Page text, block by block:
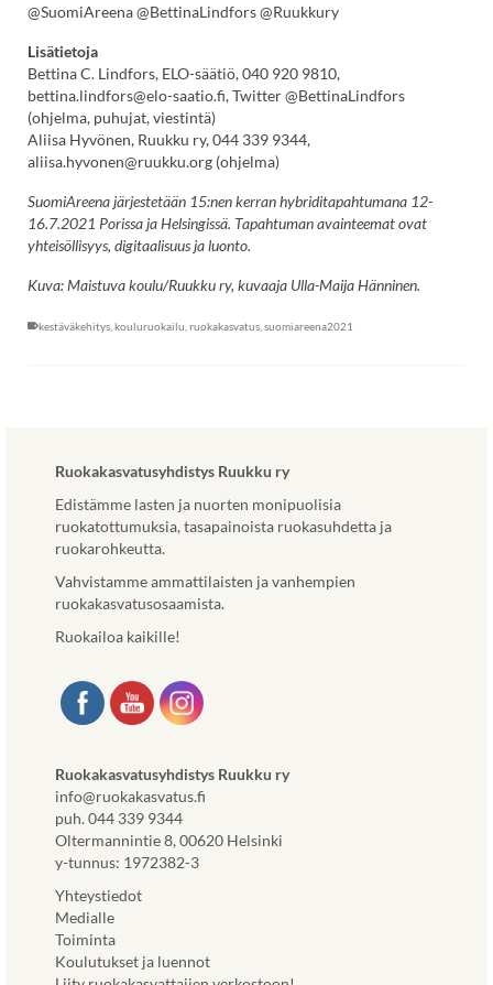
@SuomiAreena @BettinaLindfors @Ruukkury
Lisätietoja
Bettina C. Lindfors, ELO-säätiö, 040 920 9810,
bettina.lindfors@elo-saatio.fi, Twitter @BettinaLindfors
(ohjelma, puhujat, viestintä)
Aliisa Hyvönen, Ruukku ry, 044 339 9344,
aliisa.hyvonen@ruukku.org (ohjelma)
SuomiAreena järjestetään 15:nen kerran hybriditapahtumana 12-
16.7.2021 Porissa ja Helsingissä. Tapahtuman avainteemat ovat
yhteisöllisyys, digitaalisuus ja luonto.
Kuva: Maistuva koulu/Ruukku ry, kuvaaja Ulla-Maija Hänninen.
kestäväkehitys kouluruokailu ruokakasvatus suomiareena2021
Ruokakasvatusyhdistys Ruukku ry
Edistämme lasten ja nuorten monipuolisia
ruokatottumuksia, tasapainoista ruokasuhdetta ja
ruokarohkeutta.
Vahvistamme ammattilaisten ja vanhempien
ruokakasvatusosaamista.
Ruokailoa kaikille!
Ruokakasvatusyhdistys Ruukku ry
info@ruokakasvatus.fi
puh. 044 339 9344
Oltermannintie 8, 00620 Helsinki
y-tunnus: 1972382-3
Yhteystiedot
Medialle
Toiminta
Koulutukset ja luennot